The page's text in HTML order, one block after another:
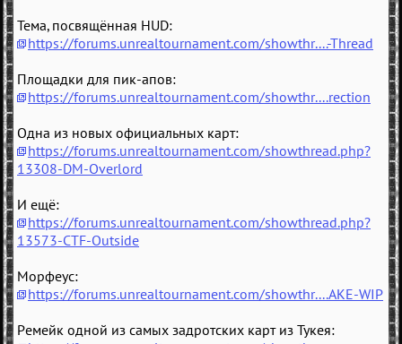
Тема, посвящённая HUD:
https://forums.unrealtournament.com/showthr....-Thread
Площадки для пик-апов:
https://forums.unrealtournament.com/showthr....rection
Одна из новых официальных карт:
https://forums.unrealtournament.com/showthread.php?
13308-DM-Overlord
И ещё:
https://forums.unrealtournament.com/showthread.php?
13573-CTF-Outside
Морфеус:
https://forums.unrealtournament.com/showthr....AKE-WIP
Ремейк одной из самых задротских карт из Тукея: